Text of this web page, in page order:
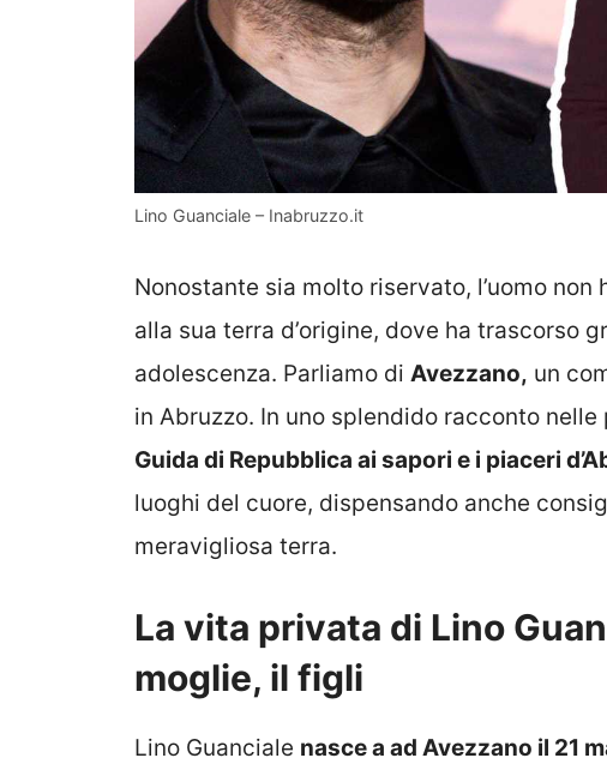
Lino Guanciale – Inabruzzo.it
Nonostante sia molto riservato, l’uomo
alla sua terra d’origine, dove ha trascorso
adolescenza. Parliamo di Avezzano, un
in Abruzzo. In uno splendido racconto
Guida di Repubblica ai sapori e i piaceri
luoghi del cuore, dispensando anche
meravigliosa terra.
La vita privata di Lino
moglie, il figli
Lino Guanciale nasce a ad Avezzano il 21